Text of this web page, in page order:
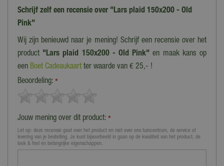
Schrijf zelf een recensie over "Lars plaid 150x200 - Old
Pink"
Wij zijn benieuwd naar je mening! Schrijf een recensie over het
product "Lars plaid 150x200 - Old Pink" en maak kans op
een Boet Cadeaukaart ter waarde van € 25,- !
Beoordeling: *
Jouw mening over dit product: *
Let op: deze recensie gaat over het product en niet over ons tuincentrum, de service of
levering van je bestelling. Je kunt bijvoorbeeld in gaan op de kwaliteit van het product, de
look & feel en belangrijke eigenschappen.